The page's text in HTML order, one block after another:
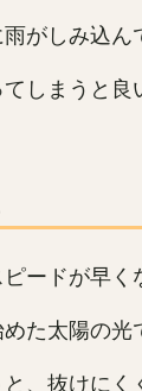
がしみ込
しまうと良
ードが早く
た太陽の光
、抜けにく